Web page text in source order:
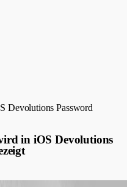
Devolutions Password
in iOS Devolutions